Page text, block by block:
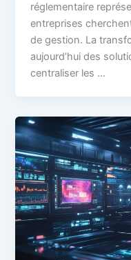
réglementaire
entreprises
de gestion. La
aujourd’hui des
centraliser les …